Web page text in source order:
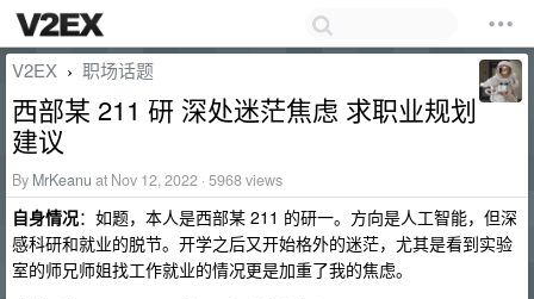
V2EX › 职场话题
西部某 211 研 深处迷茫焦虑 求职业规划
建议
By MrKeanu at Nov 12, 2022 · 5968 views
自身情况：如题，本人是西部某 211 的研一。方向是人工智能，但深
感科研和就业的脱节。开学之后又开始格外的迷茫，尤其是看到实验
室的师兄师姐找工作就业的情况更是加重了我的焦虑。